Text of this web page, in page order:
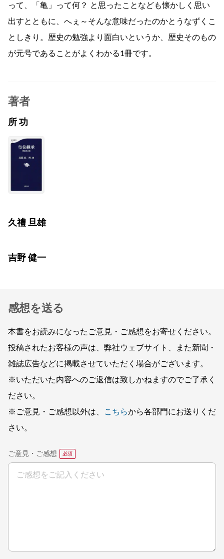
って、「亀」って何？ と思ったことなども懐かしく思い
出すとともに、へぇ～そんな意味だったのかとうなずくこ
としきり。歴史の勉強より面白いというか、歴史そのもの
が元号であることがよくわかる1冊です。
著者
所 功
久禮 旦雄
吉野 健一
感想を送る
本書をお読みになったご意見・ご感想をお寄せください。
投稿されたお客様の声は、弊社ウェブサイト、また新聞・
雑誌広告などに掲載させていただく場合がございます。
※いただいた内容へのご返信は致しかねますのでご了承く
ださい。
※ご意見・ご感想以外は、
こちらから各部門にお送りくだ
さい。
ご意見・ご感想